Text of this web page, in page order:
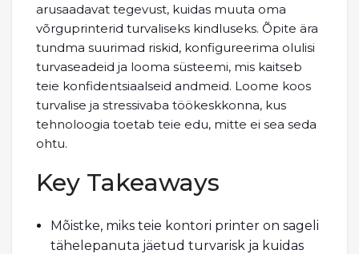
arusaadavat tegevust, kuidas muuta oma
võrguprinterid turvaliseks kindluseks. Õpite ära
tundma suurimad riskid, konfigureerima olulisi
turvaseadeid ja looma süsteemi, mis kaitseb
teie konfidentsiaalseid andmeid. Loome koos
turvalise ja stressivaba töökeskkonna, kus
tehnoloogia toetab teie edu, mitte ei sea seda
ohtu.
Key Takeaways
Mõistke, miks teie kontori printer on sageli
tähelepanuta jäetud turvarisk ja kuidas